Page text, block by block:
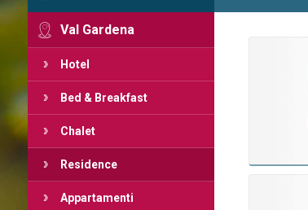
Val Gardena
Hotel
Bed & Breakfast
Chalet
Residence
Appartamenti